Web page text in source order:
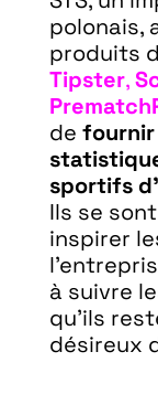
polonais,
produits
Tipster,
de fournir
sportifs
Ils se
inspirer
à suivre
qu’ils
désireux